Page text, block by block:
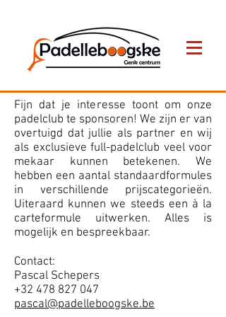
Fijn dat je interesse toont om onze
padelclub te sponsoren! We zijn er van
overtuigd dat jullie als partner en wij
als exclusieve full-padelclub veel voor
mekaar kunnen betekenen. We
hebben een aantal standaardformules
in verschillende prijscategorieën.
Uiteraard kunnen we steeds een à la
carteformule uitwerken. Alles is
mogelijk en bespreekbaar.
Contact:
Pascal Schepers
+32 478 827 047
pascal@padelleboogske.be